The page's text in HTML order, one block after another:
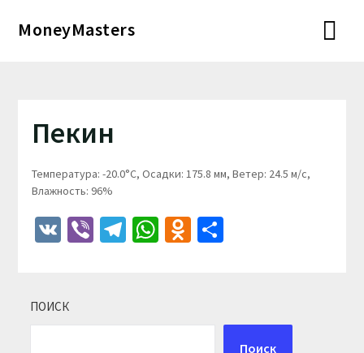
MoneyMasters
Пекин
Температура: -20.0°C, Осадки: 175.8 мм, Ветер: 24.5 м/с,
Влажность: 96%
VKViberTelegram
WhatsApp
Odnoklassniki
Отправить
ПОИСК
Поиск